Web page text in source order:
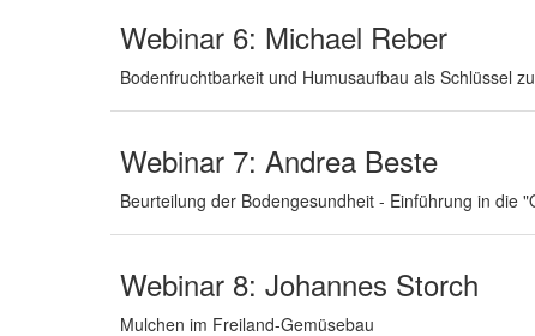
Webinar 6: Michael Reber
Bodenfruchtbarkeit und Humusaufbau als Schlüssel
Webinar 7: Andrea Beste
Beurteilung der Bodengesundheit - Einführung in die
Webinar 8: Johannes Storch
Mulchen im Freiland-Gemüsebau